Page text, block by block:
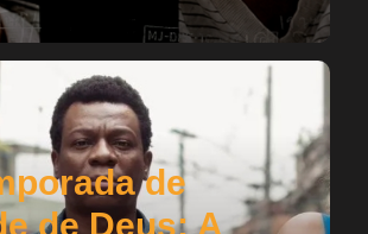
de
de Deus: A